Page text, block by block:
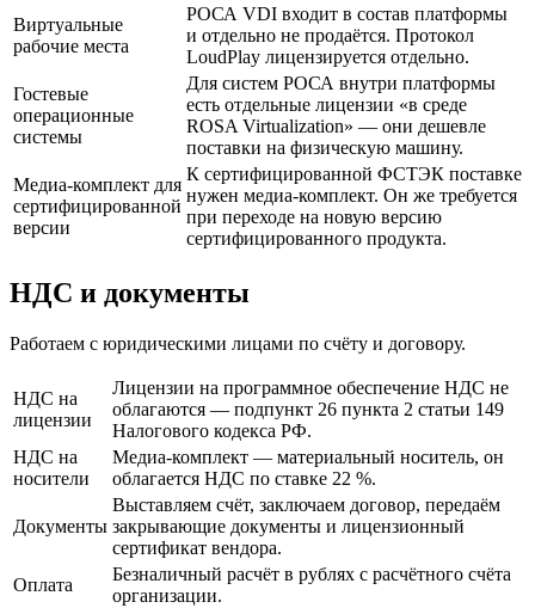
Виртуальные
рабочие места
РОСА VDI входит в состав платформы
и отдельно не продаётся. Протокол
LoudPlay лицензируется отдельно.
Гостевые
операционные
системы
Для систем РОСА внутри платформы
есть отдельные лицензии «в среде
ROSA Virtualization» — они дешевле
поставки на физическую машину.
Медиа-комплект для
сертифицированной
версии
К сертифицированной ФСТЭК поставке
нужен медиа-комплект. Он же требуется
при переходе на новую версию
сертифицированного продукта.
НДС и документы
Работаем с юридическими лицами по счёту и договору.
НДС на
лицензии
Лицензии на программное обеспечение НДС не
облагаются — подпункт 26 пункта 2 статьи 149
Налогового кодекса РФ.
НДС на
носители
Медиа-комплект — материальный носитель, он
облагается НДС по ставке 22 %.
Документы
Выставляем счёт, заключаем договор, передаём
закрывающие документы и лицензионный
сертификат вендора.
Оплата
Безналичный расчёт в рублях с расчётного счёта
организации.